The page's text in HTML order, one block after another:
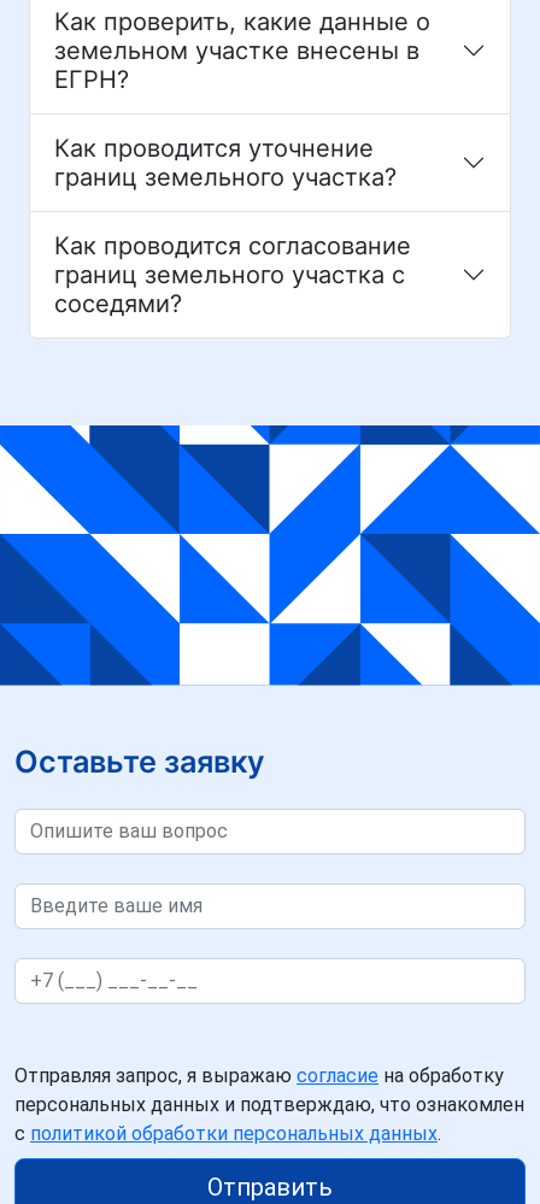
Как проверить, какие данные о
земельном участке внесены в
ЕГРН?
Как проводится уточнение
границ земельного участка?
Как проводится согласование
границ земельного участка с
соседями?
Оставьте заявку
Отправляя запрос, я выражаю согласие на обработку
персональных данных и подтверждаю, что ознакомлен
с политикой обработки персональных данных.
Отправить